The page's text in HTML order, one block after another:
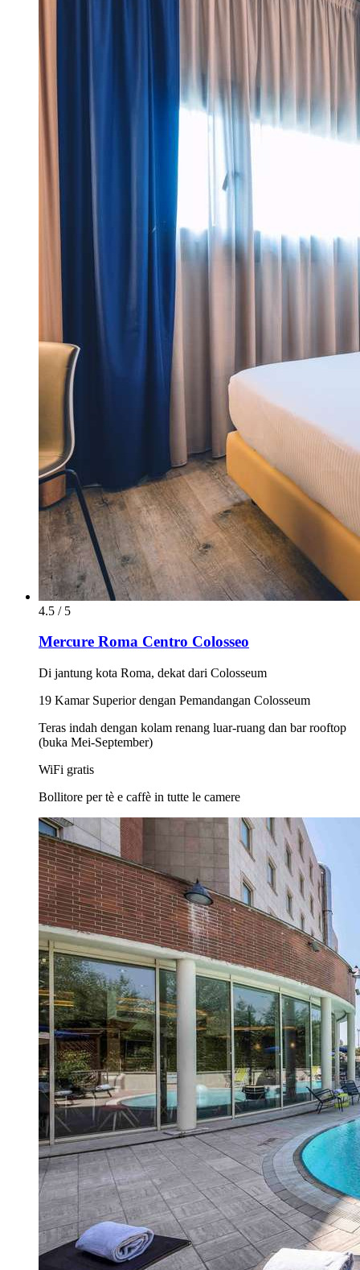
4.5 / 5
Mercure Roma Centro Colosseo
Di jantung kota Roma, dekat dari Colosseum
19 Kamar Superior dengan Pemandangan Colosseum
Teras indah dengan kolam renang luar-ruang dan bar rooftop
(buka Mei-September)
WiFi gratis
Bollitore per tè e caffè in tutte le camere